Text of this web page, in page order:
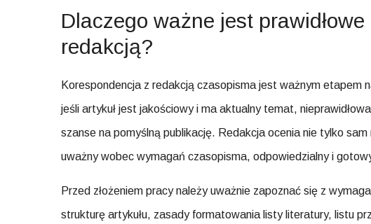
Dlaczego ważne jest
redakcją?
Korespondencja z redakcją czasopisma jest ważnym etapem
jeśli artykuł jest jakościowy i ma aktualny temat,
szanse na pomyślną publikację. Redakcja ocenia nie tylko
uważny wobec wymagań czasopisma, odpowiedzialny i
Przed złożeniem pracy należy uważnie zapoznać się z
strukturę artykułu, zasady formatowania listy literatury, listu